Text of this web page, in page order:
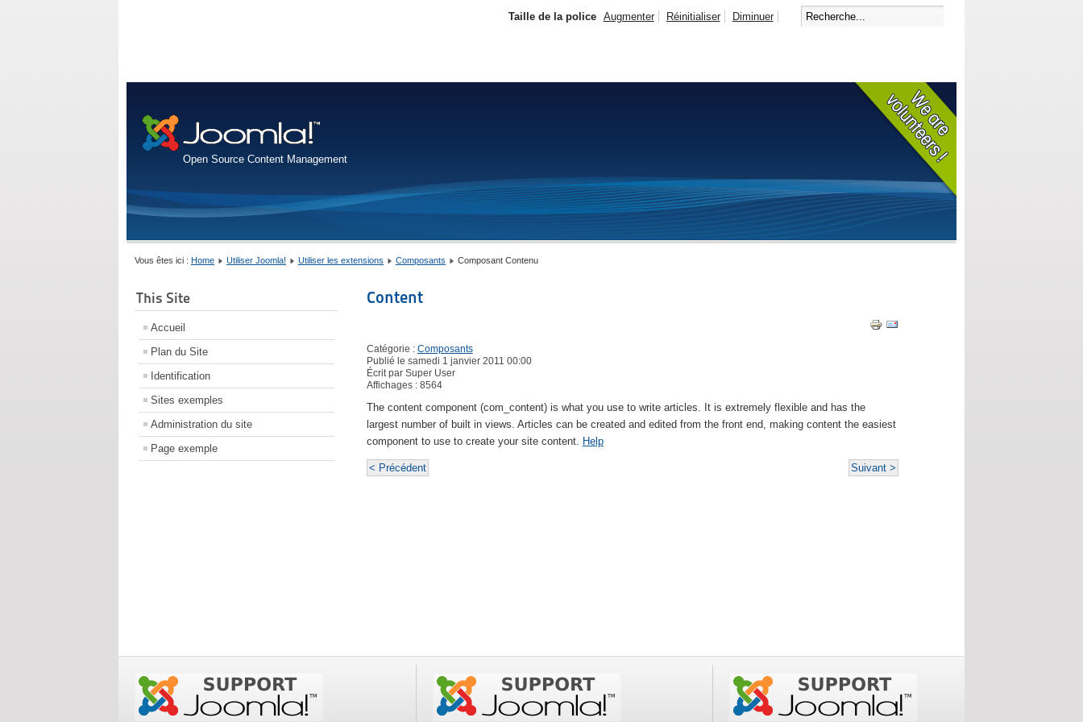
Open Source Content Management
Taille de la police Augmenter Réinitialiser Diminuer
Vous êtes ici : Home Utiliser Joomla! Utiliser les extensions Composants Composant Contenu
This Site
Accueil
Plan du Site
Identification
Sites exemples
Administration du site
Page exemple
Content
Catégorie : Composants
Publié le samedi 1 janvier 2011 00:00
Écrit par Super User
Affichages : 8564
The content component (com_content) is what you use to write articles. It is extremely flexible and has the
largest number of built in views. Articles can be created and edited from the front end, making content the easiest
component to use to create your site content. Help
< Précédent Suivant >